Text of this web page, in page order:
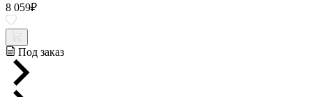
8 059₽
Под заказ